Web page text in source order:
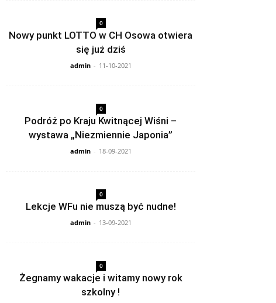
0
Nowy punkt LOTTO w CH Osowa otwiera
się już dziś
admin - 11-10-2021
0
Podróż po Kraju Kwitnącej Wiśni –
wystawa „Niezmiennie Japonia”
admin - 18-09-2021
0
Lekcje WFu nie muszą być nudne!
admin - 13-09-2021
0
Żegnamy wakacje i witamy nowy rok
szkolny !